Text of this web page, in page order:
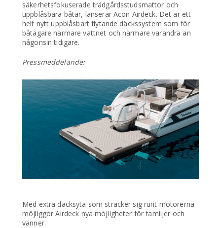
säkerhetsfokuserade trädgårdsstudsmattor och
uppblåsbara båtar, lanserar Acon Airdeck. Det är ett
helt nytt uppblåsbart flytande däckssystem som för
båtägare närmare vattnet och närmare varandra än
någonsin tidigare.
Pressmeddelande:
Med extra däcksyta som sträcker sig runt motorerna
möjliggör Airdeck nya möjligheter för familjer och
vänner.